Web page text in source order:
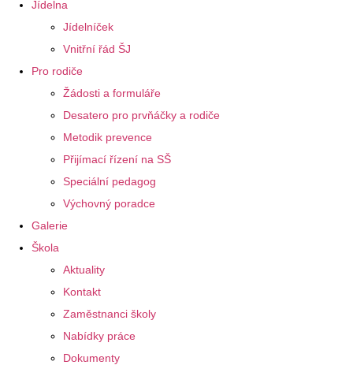
Jídelna
Jídelníček
Vnitřní řád ŠJ
Pro rodiče
Žádosti a formuláře
Desatero pro prvňáčky a rodiče
Metodik prevence
Přijímací řízení na SŠ
Speciální pedagog
Výchovný poradce
Galerie
Škola
Aktuality
Kontakt
Zaměstnanci školy
Nabídky práce
Dokumenty